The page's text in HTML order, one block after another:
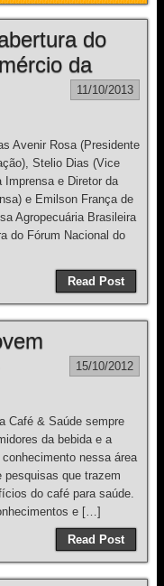
do
da
11/10/2013
Avenir Rosa (Presidente
Stelio Dias (Vice
Imprensa e Diretor da
e Emilson França de
Agropecuária Brasileira
do Fórum Nacional do
Read Post
15/10/2012
Café & Saúde sempre
da bebida e a
nessa área
que trazem
do café para saúde.
e […]
Read Post